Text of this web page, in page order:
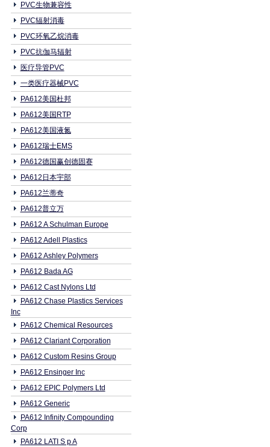
PVC生物兼容性
PVC辐射消毒
PVC环氧乙烷消毒
PVC抗伽马辐射
医疗导管PVC
一类医疗器械PVC
PA612美国杜邦
PA612美国RTP
PA612美国液氮
PA612瑞士EMS
PA612德国赢创德固赛
PA612日本宇部
PA612兰蒂奇
PA612普立万
PA612 A Schulman Europe
PA612 Adell Plastics
PA612 Ashley Polymers
PA612 Bada AG
PA612 Cast Nylons Ltd
PA612 Chase Plastics Services
Inc
PA612 Chemical Resources
PA612 Clariant Corporation
PA612 Custom Resins Group
PA612 Ensinger Inc
PA612 EPIC Polymers Ltd
PA612 Generic
PA612 Infinity Compounding
Corp
PA612 LATI S p A